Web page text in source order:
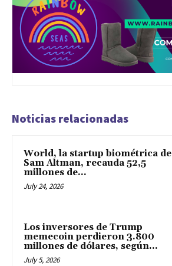
Noticias relacionadas
World, la startup biométrica de
Sam Altman, recauda 52,5
millones de...
July 24, 2026
Los inversores de Trump
memecoin perdieron 3.800
millones de dólares, según...
July 5, 2026